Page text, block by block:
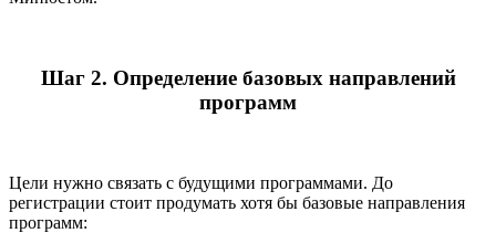
Шаг 2. Определение базовых направлений
программ
Цели нужно связать с будущими программами. До
регистрации стоит продумать хотя бы базовые направления
программ: